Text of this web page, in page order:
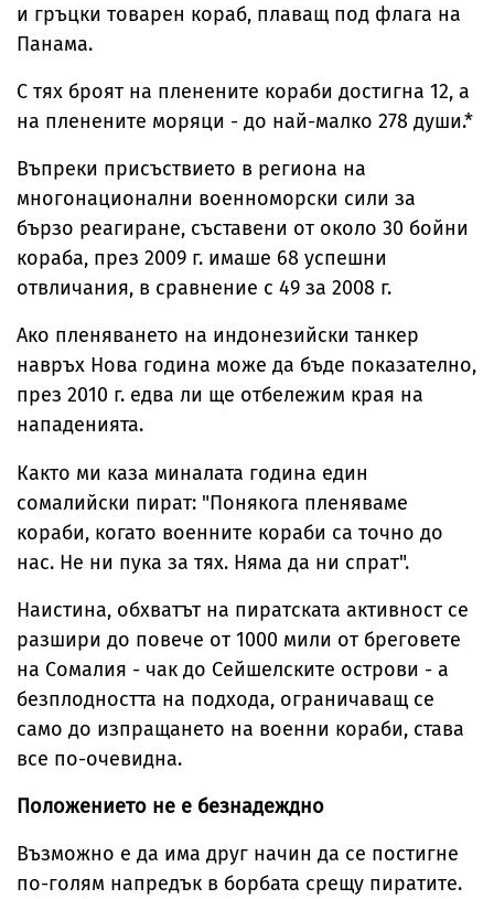
и гръцки товарен кораб, плаващ под флага на
Панама.
С тях броят на пленените кораби достигна 12, а
на пленените моряци - до най-малко 278 души.*
Въпреки присъствието в региона на
многонационални военноморски сили за
бързо реагиране, съставени от около 30 бойни
кораба, през 2009 г. имаше 68 успешни
отвличания, в сравнение с 49 за 2008 г.
Ако пленяването на индонезийски танкер
навръх Нова година може да бъде показателно,
през 2010 г. едва ли ще отбележим края на
нападенията.
Както ми каза миналата година един
сомалийски пират: "Понякога пленяваме
кораби, когато военните кораби са точно до
нас. Не ни пука за тях. Няма да ни спрат".
Наистина, обхватът на пиратската активност се
разшири до повече от 1000 мили от бреговете
на Сомалия - чак до Сейшелските острови - а
безплодността на подхода, ограничаващ се
само до изпращането на военни кораби, става
все по-очевидна.
Положението не е безнадеждно
Възможно е да има друг начин да се постигне
по-голям напредък в борбата срещу пиратите.